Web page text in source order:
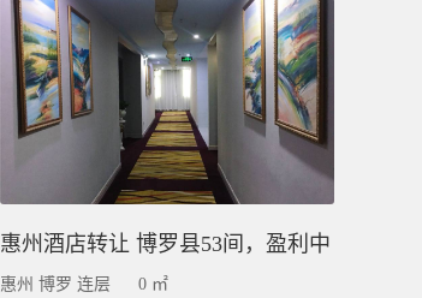
惠州酒店转让 博罗县53间，盈利中
惠州 博罗 连层
0 ㎡